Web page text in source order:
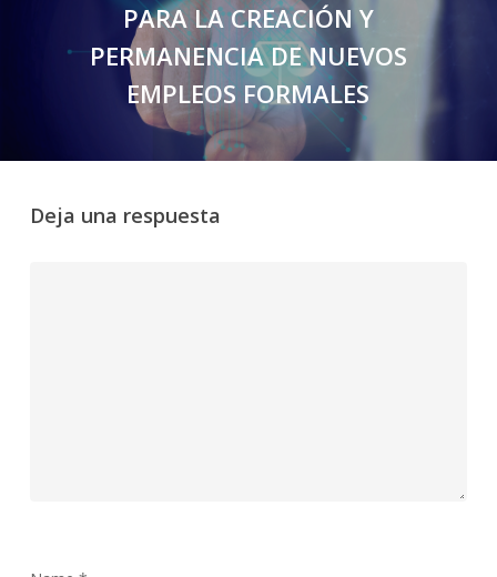
PARA LA CREACIÓN Y
PERMANENCIA DE NUEVOS
EMPLEOS FORMALES
Deja una respuesta